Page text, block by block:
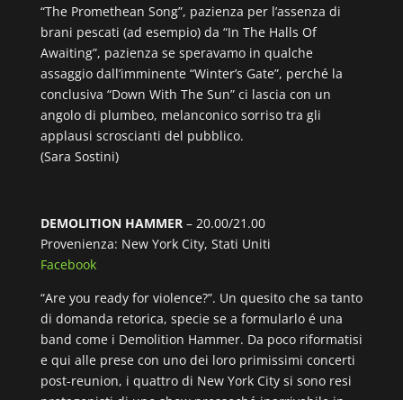
“The Promethean Song”, pazienza per l’assenza di
brani pescati (ad esempio) da “In The Halls Of
Awaiting”, pazienza se speravamo in qualche
assaggio dall’imminente “Winter’s Gate”, perché la
conclusiva “Down With The Sun” ci lascia con un
angolo di plumbeo, melanconico sorriso tra gli
applausi scroscianti del pubblico.
(Sara Sostini)
DEMOLITION HAMMER– 20.00/21.00
Provenienza: New York City, Stati Uniti
Facebook
“Are you ready for violence?”. Un quesito che sa tanto
di domanda retorica, specie se a formularlo é una
band come i Demolition Hammer. Da poco riformatisi
e qui alle prese con uno dei loro primissimi concerti
post-reunion, i quattro di New York City si sono resi